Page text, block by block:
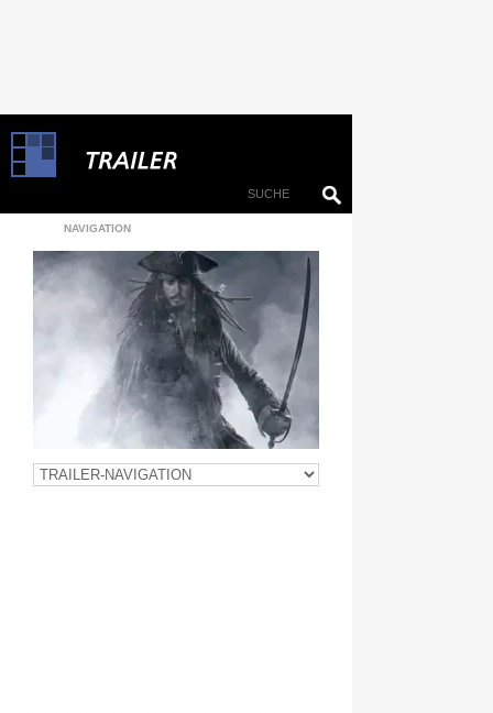
NAVIGATION